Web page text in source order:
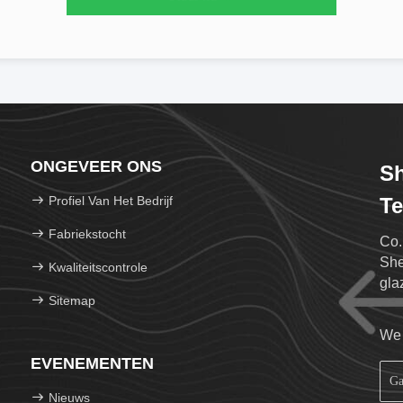
ONGEVEER ONS
Profiel Van Het Bedrijf
Fabriekstocht
Kwaliteitscontrole
Sitemap
EVENEMENTEN
Nieuws